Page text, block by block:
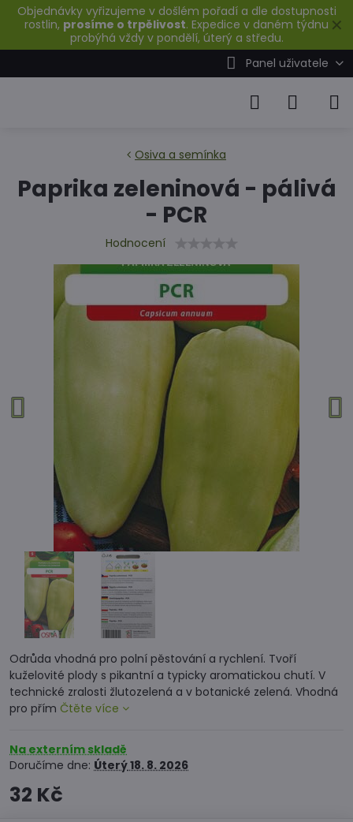
✕
Objednávky vyřizujeme v došlém pořadí a dle dostupnosti
rostlin, prosíme o trpělivost. Expedice v daném týdnu
probýhá vždy v pondělí, úterý a středu.
Panel uživatele
Osiva a semínka
Paprika zeleninová - pálivá
- PCR
Hodnocení
Odrůda vhodná pro polní pěstování a rychlení. Tvoří
kuželovité plody s pikantní a typicky aromatickou chutí. V
technické zralosti žlutozelená a v botanické zelená. Vhodná
pro přím Čtěte více
Na externím skladě
Doručíme dne: Úterý18. 8. 2026
32 Kč